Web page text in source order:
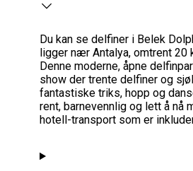
Du kan se delfiner i Belek
ligger nær Antalya, omtrent 20
Denne moderne, åpne
show der trente delfiner og
fantastiske triks, hopp og
rent, barnevennlig og lett å nå
hotell-transport som er